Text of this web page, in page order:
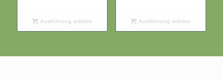
Ausführung wählen Ausführung wählen